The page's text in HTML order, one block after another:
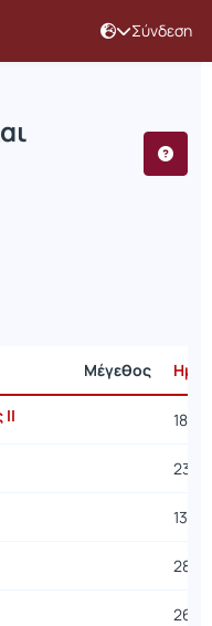
Σύνδεση
και
Μέγεθος
18/3/
23/
13/
28/
26/